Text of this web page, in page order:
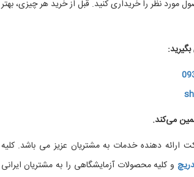
نظر را خریداری کنید. قبل از خرید هر چیزی، بهتر
می‌کند.
ارائه دهنده خدمات به مشتریان عزیز می باشد. کلیه
و کلیه محصولات آزمایشگاهی را به مشتریان ایرانی